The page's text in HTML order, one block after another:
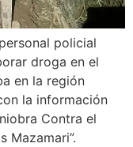
policial
droga en el
en la región
la información
Contra el
Mazamari”.